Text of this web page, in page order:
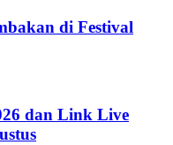
di Festival
dan Link Live